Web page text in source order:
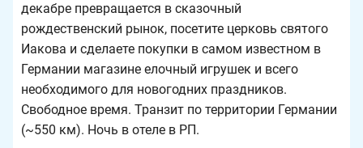
декабре превращается в сказочный
рождественский рынок, посетите церковь святого
Иакова и сделаете покупки в самом известном в
Германии магазине елочный игрушек и всего
необходимого для новогодних праздников.
Свободное время. Транзит по территории Германии
(~550 км). Ночь в отеле в РП.